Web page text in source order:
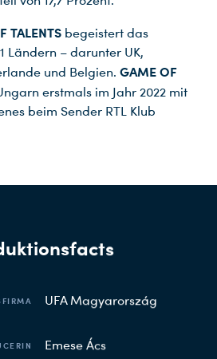
TALENTS begeistert das
Ländern – darunter UK,
und Belgien. GAME OF
erstmals im Jahr 2022 mit
beim Sender RTL Klub
UFA Magyarország
Emese Ács